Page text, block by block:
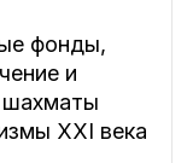
фонды,
и
шахматы
XXI века